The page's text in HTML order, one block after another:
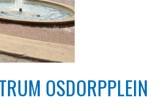
OSDORPPLEIN